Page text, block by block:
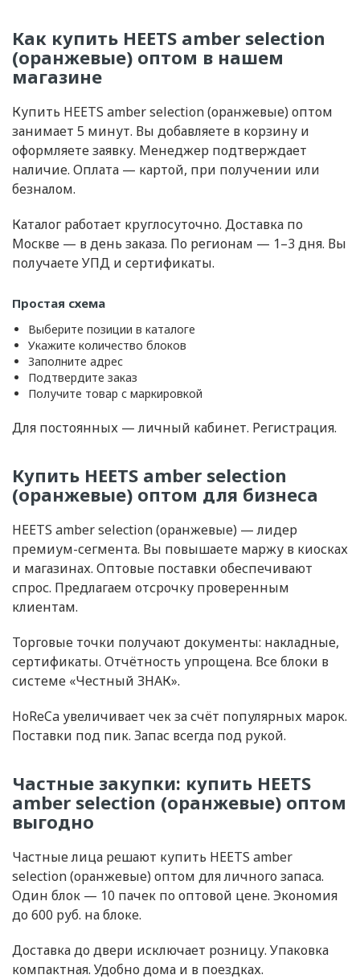
Как купить HEETS amber selection
(оранжевые) оптом в нашем
магазине
Купить HEETS amber selection (оранжевые) оптом
занимает 5 минут. Вы добавляете в корзину и
оформляете заявку. Менеджер подтверждает
наличие. Оплата — картой, при получении или
безналом.
Каталог работает круглосуточно. Доставка по
Москве — в день заказа. По регионам — 1–3 дня. Вы
получаете УПД и сертификаты.
Простая схема
Выберите позиции в каталоге
Укажите количество блоков
Заполните адрес
Подтвердите заказ
Получите товар с маркировкой
Для постоянных — личный кабинет. Регистрация.
Купить HEETS amber selection
(оранжевые) оптом для бизнеса
HEETS amber selection (оранжевые) — лидер
премиум-сегмента. Вы повышаете маржу в киосках
и магазинах. Оптовые поставки обеспечивают
спрос. Предлагаем отсрочку проверенным
клиентам.
Торговые точки получают документы: накладные,
сертификаты. Отчётность упрощена. Все блоки в
системе «Честный ЗНАК».
HoReCa увеличивает чек за счёт популярных марок.
Поставки под пик. Запас всегда под рукой.
Частные закупки: купить HEETS
amber selection (оранжевые) оптом
выгодно
Частные лица решают купить HEETS amber
selection (оранжевые) оптом для личного запаса.
Один блок — 10 пачек по оптовой цене. Экономия
до 600 руб. на блоке.
Доставка до двери исключает розницу. Упаковка
компактная. Удобно дома и в поездках.